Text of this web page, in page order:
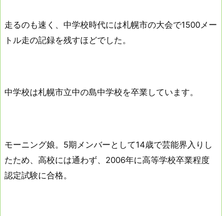
走るのも速く、中学校時代には札幌市の大会で1500メー
トル走の記録を残すほどでした。
中学校は札幌市立中の島中学校を卒業しています。
モーニング娘。5期メンバーとして14歳で芸能界入りし
たため、高校には通わず、2006年に高等学校卒業程度
認定試験に合格。